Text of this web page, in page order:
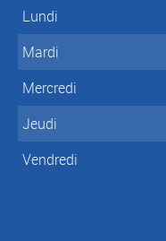
Lundi
Mardi
Mercredi
Jeudi
Vendredi